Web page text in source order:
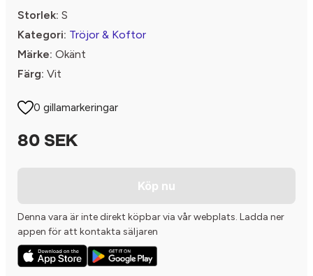
Storlek: S
Kategori: Tröjor & Koftor
Märke: Okänt
Färg: Vit
0 gillamarkeringar
80 SEK
Köp nu
Denna vara är inte direkt köpbar via vår webplats. Ladda ner
appen för att kontakta säljaren